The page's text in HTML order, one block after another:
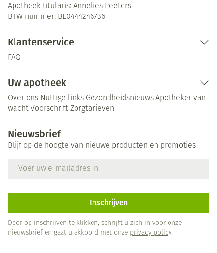
Apotheek titularis: Annelies Peeters
BTW nummer: BE0444246736
Klantenservice
FAQ
Uw apotheek
Over ons Nuttige links Gezondheidsnieuws Apotheker van
wacht Voorschrift Zorgtarieven
Nieuwsbrief
Blijf op de hoogte van nieuwe producten en promoties
Inschrijven
Door op inschrijven te klikken, schrijft u zich in voor onze
nieuwsbrief en gaat u akkoord met onze privacy policy.